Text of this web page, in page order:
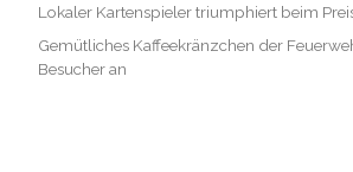
Lokaler Kartenspieler triumphiert beim
Gemütliches Kaffeekränzchen der
Besucher an